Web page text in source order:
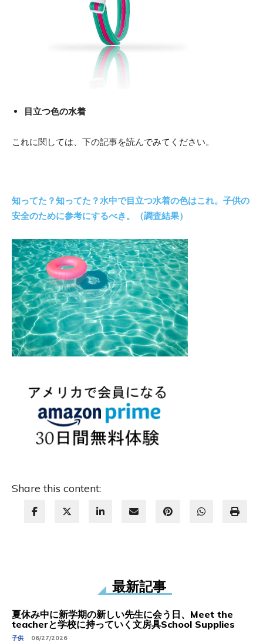
目立つ色の水着
これに関しては、下の記事を読んでみてください。
知ってた？知ってた？水中で目立つ水着の色はこれ。子供の
安全のために参考にするべき。（調査結果）
Share this content:
最新記事
夏休み中に新学期の新しい先生に会う日、Meet the
teacherと学校に持っていく文房具School Supplies
子供 06/27/2026